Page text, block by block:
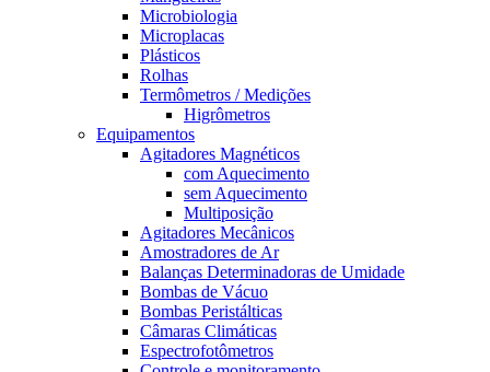
Microbiologia
Microplacas
Plásticos
Rolhas
Termômetros / Medições
Higrômetros
Equipamentos
Agitadores Magnéticos
com Aquecimento
sem Aquecimento
Multiposição
Agitadores Mecânicos
Amostradores de Ar
Balanças Determinadoras de Umidade
Bombas de Vácuo
Bombas Peristálticas
Câmaras Climáticas
Espectrofotômetros